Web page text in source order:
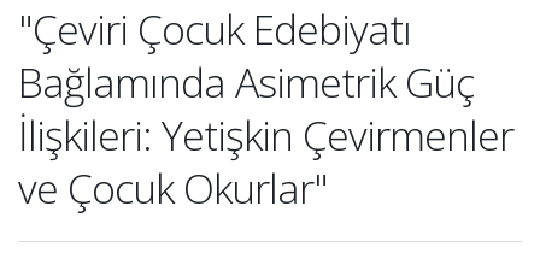
"Çeviri Çocuk Edebiyatı
Bağlamında Asimetrik Güç
İlişkileri: Yetişkin Çevirmenler
ve Çocuk Okurlar"